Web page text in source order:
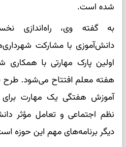
شده است.
به گفته وی، راه‌اندازی
دانش‌آموزی با مشارکت
اولین پارک مهارتی با همکاری
هفته معلم افتتاح می‌شود. طرح
آموزش هفتگی یک مهارت برای
نظم اجتماعی و تعامل مؤثر
دیگر برنامه‌های مهم این حوزه